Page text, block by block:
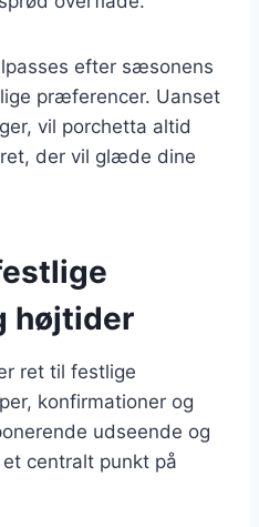
efter sæsonens
præferencer. Uanset
vil porchetta altid
der vil glæde dine
højtider
ret til festlige
konfirmationer og
udseende og
centralt punkt på